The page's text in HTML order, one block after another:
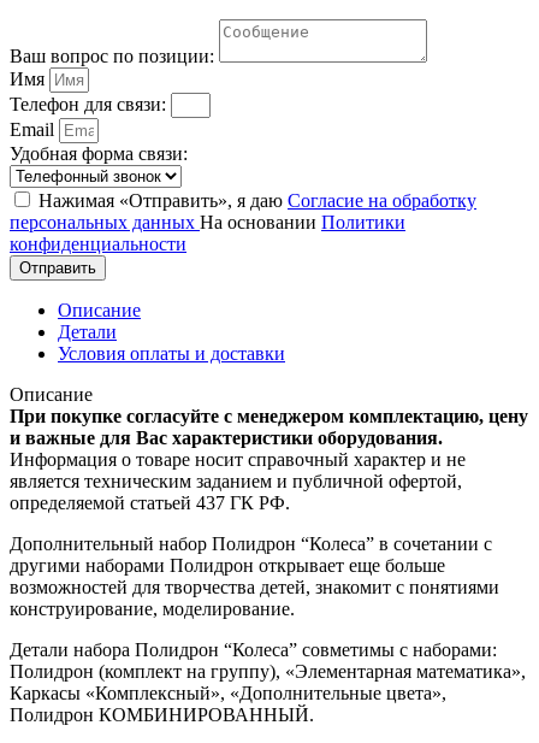
Ваш вопрос по позиции:
Имя
Телефон для связи:
Email
Удобная форма связи:
Нажимая «Отправить», я даю Согласие на обработку
персональных данных На основании Политики
конфиденциальности
Отправить
Описание
Детали
Условия оплаты и доставки
Описание
При покупке согласуйте с менеджером комплектацию, цену
и важные для Вас характеристики оборудования.
Информация о товаре носит справочный характер и не
является техническим заданием и публичной офертой,
определяемой статьей 437 ГК РФ.
Дополнительный набор Полидрон “Колеса” в сочетании с
другими наборами Полидрон открывает еще больше
возможностей для творчества детей, знакомит с понятиями
конструирование, моделирование.
Детали набора Полидрон “Колеса” совметимы с наборами:
Полидрон (комплект на группу), «Элементарная математика»,
Каркасы «Комплексный», «Дополнительные цвета»,
Полидрон КОМБИНИРОВАННЫЙ.